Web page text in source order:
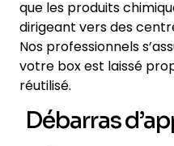
que les produits
dirigeant vers des
Nos professionnels
votre box est laissé
réutilisé.
Débarras